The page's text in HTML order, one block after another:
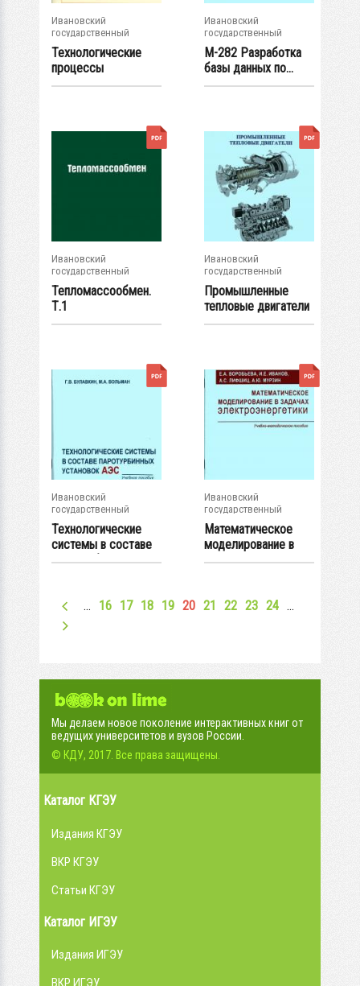
Ивановский
государственный
энергетический...
Технологические
процессы
изготовления
Ивановский
государственный
энергетический...
М-282 Разработка
базы данных по...
Ивановский
государственный
энергетический...
Тепломассообмен.
Т.1
Ивановский
государственный
энергетический...
Промышленные
тепловые двигатели
Ивановский
государственный
энергетический...
Технологические
системы в составе
паротурбинных...
Ивановский
государственный
энергетический...
Математическое
моделирование в
задачах...
… 16 17 18 19 20 21 22 23 24 …
Мы делаем новое поколение интерактивных книг от
ведущих университетов и вузов России.
© КДУ, 2017. Все права защищены.
Каталог КГЭУ
Издания КГЭУ
ВКР КГЭУ
Статьи КГЭУ
Каталог ИГЭУ
Издания ИГЭУ
ВКР ИГЭУ